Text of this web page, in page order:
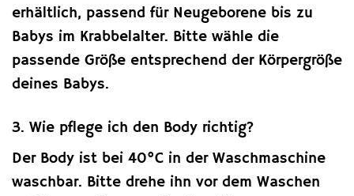
erhältlich, passend für Neugeborene bis zu
Babys im Krabbelalter. Bitte wähle die
passende Größe entsprechend der Körpergröße
deines Babys.
3. Wie pflege ich den Body richtig?
Der Body ist bei 40°C in der Waschmaschine
waschbar. Bitte drehe ihn vor dem Waschen